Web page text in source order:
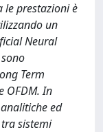
le prestazioni è
un
Neural
Term
OFDM. In
ed
sistemi